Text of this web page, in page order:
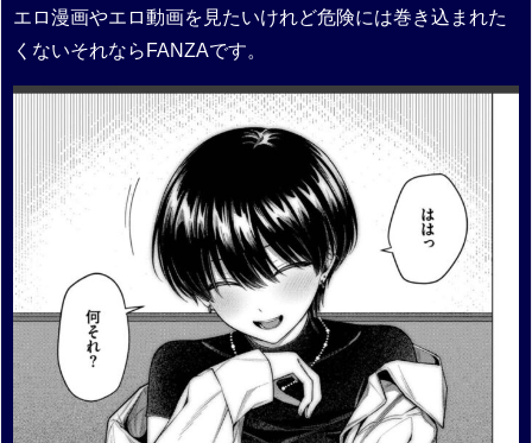
エロ漫画やエロ動画を見たいけれど危険には巻き込まれた
くないそれならFANZAです。